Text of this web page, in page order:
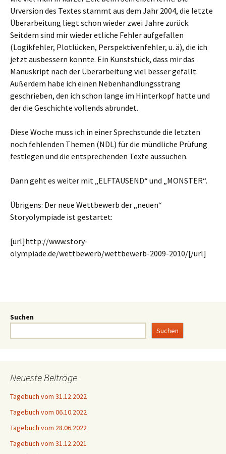
Urversion des Textes stammt aus dem Jahr 2004, die letzte
Überarbeitung liegt schon wieder zwei Jahre zurück.
Seitdem sind mir wieder etliche Fehler aufgefallen
(Logikfehler, Plotlücken, Perspektivenfehler, u. ä), die ich
jetzt ausbessern konnte. Ein Kunststück, dass mir das
Manuskript nach der Überarbeitung viel besser gefällt.
Außerdem habe ich einen Nebenhandlungsstrang
geschrieben, den ich schon lange im Hinterkopf hatte und
der die Geschichte vollends abrundet.
Diese Woche muss ich in einer Sprechstunde die letzten
noch fehlenden Themen (NDL) für die mündliche Prüfung
festlegen und die entsprechenden Texte aussuchen.
Dann geht es weiter mit „ELFTAUSEND“ und „MONSTER“.
Übrigens: Der neue Wettbewerb der „neuen“
Storyolympiade ist gestartet:
[url]http://www.story-
olympiade.de/wettbewerb/wettbewerb-2009-2010/[/url]
Suchen
Suchen
Neueste Beiträge
Tagebuch vom 31.12.2022
Tagebuch vom 06.10.2022
Tagebuch vom 28.06.2022
Tagebuch vom 31.12.2021